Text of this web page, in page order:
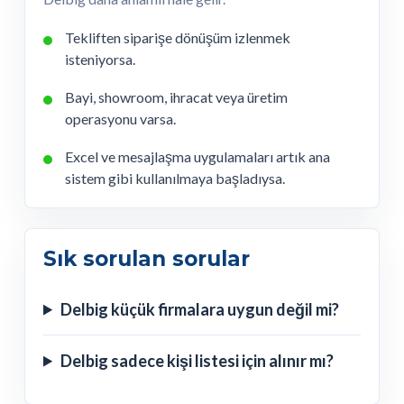
Tekliften siparişe dönüşüm izlenmek
isteniyorsa.
Bayi, showroom, ihracat veya üretim
operasyonu varsa.
Excel ve mesajlaşma uygulamaları artık ana
sistem gibi kullanılmaya başladıysa.
Sık sorulan sorular
Delbig küçük firmalara uygun değil mi?
Delbig sadece kişi listesi için alınır mı?